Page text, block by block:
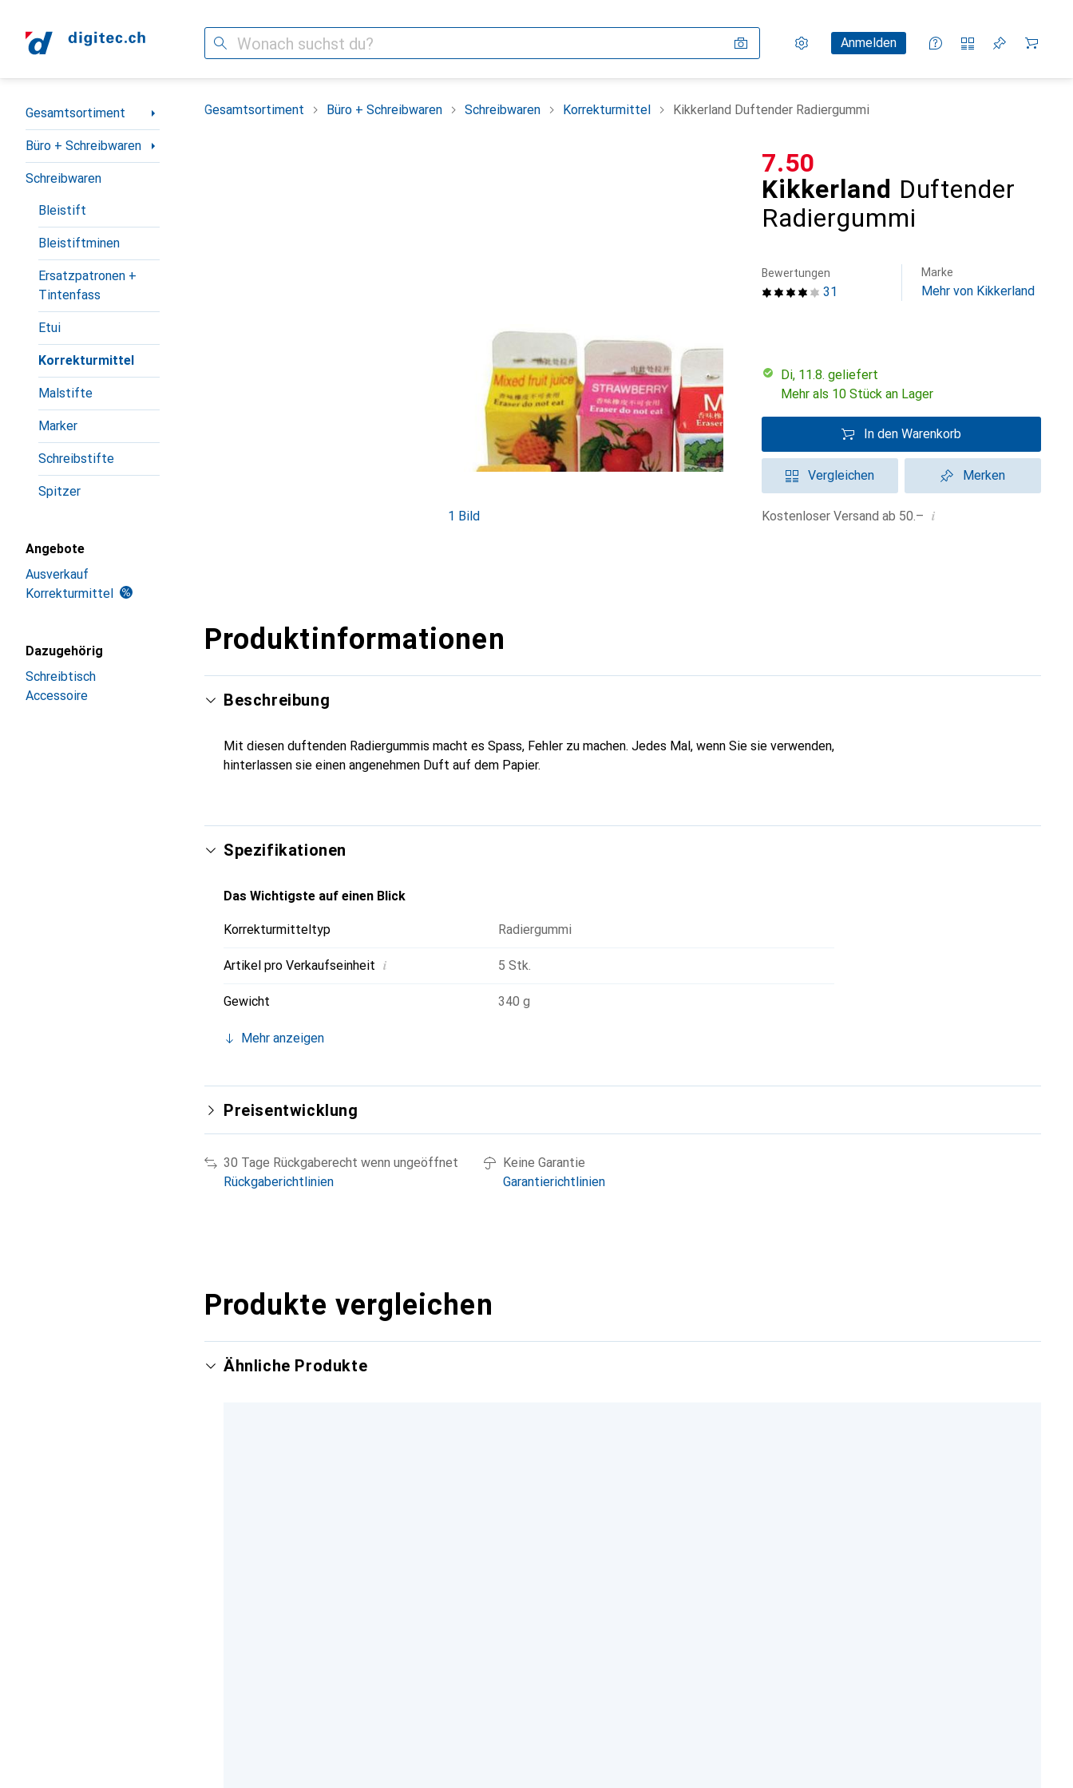
Suche Einstellungen
KundenkontoAnmelden
Vergleichslisten
Merklisten
Warenkorb
Navigation nach Kategorien
Gesamtsortiment
Büro + Schreibwaren
Schreibwaren
Bleistift
Bleistiftminen
Ersatzpatronen +
Tintenfass
Etui
Korrekturmittel
Malstifte
Marker
Schreibstifte
Spitzer
Angebote
Ausverkauf
Korrekturmittel
Dazugehörig
Schreibtisch
Accessoire
Gesamtsortiment Büro + Schreibwaren Schreibwaren Korrekturmittel Kikkerland Duftender Radiergummi
1 Bild
Kikkerland Duftender
Radiergummi
CHF
7.50
31
Bewertungen Marke
Mehr von Kikkerland
Di, 11.8. geliefert
Mehr als 10 Stück an Lager
In den Warenkorb
Vergleichen Merken
Kostenloser Versand ab 50.– i
Produktinformationen
Beschreibung
Mit diesen duftenden Radiergummis macht es Spass, Fehler zu machen. Jedes Mal, wenn Sie sie verwenden,
hinterlassen sie einen angenehmen Duft auf dem Papier.
Spezifikationen
Das Wichtigste auf einen Blick
Korrekturmitteltyp Radiergummi
Artikel pro Verkaufseinheit i 5 Stk.
Gewicht 340 g
Mehr anzeigen
Preisentwicklung
30 Tage Rückgaberecht wenn ungeöffnet
Rückgaberichtlinien
Keine Garantie
Garantierichtlinien
Produkte vergleichen
Ähnliche Produkte